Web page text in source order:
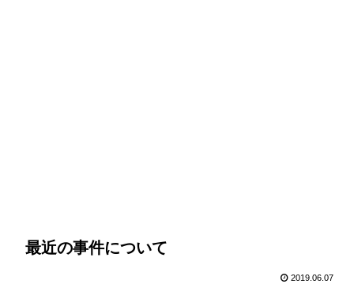
最近の事件について
2019.06.07